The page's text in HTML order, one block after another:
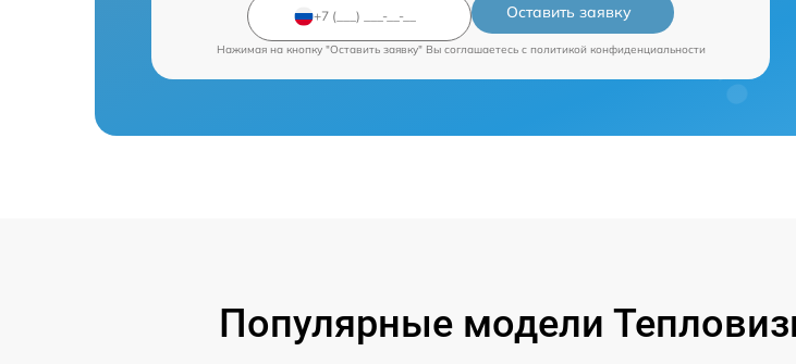
Оставить заявку
Нажимая на кнопку "Оставить заявку" Вы соглашаетесь c политикой конфиденциальности
Популярные модели